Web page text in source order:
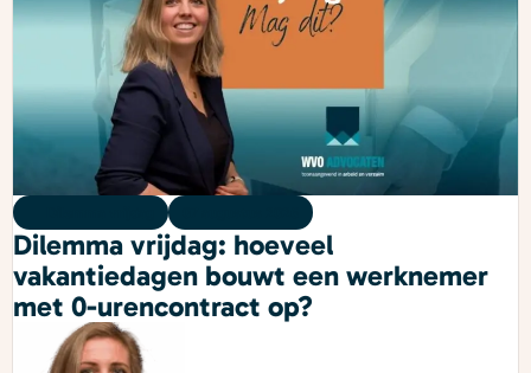
Dilemma vrijdag: hoeveel
vakantiedagen bouwt een werknemer
met 0-urencontract op?